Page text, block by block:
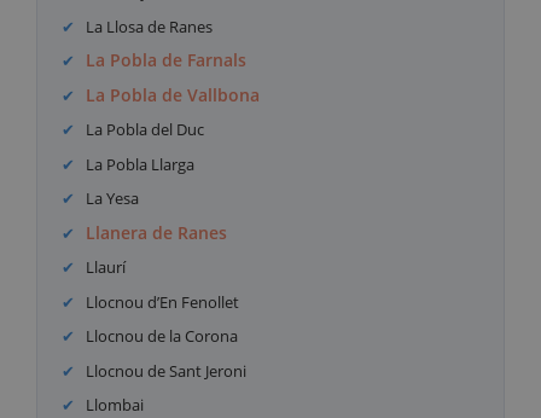
La Llosa de Ranes
La Pobla de Farnals
La Pobla de Vallbona
La Pobla del Duc
La Pobla Llarga
La Yesa
Llanera de Ranes
Llaurí
Llocnou d’En Fenollet
Llocnou de la Corona
Llocnou de Sant Jeroni
Llombai